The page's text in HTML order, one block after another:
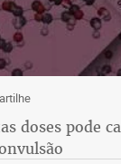
doses pode